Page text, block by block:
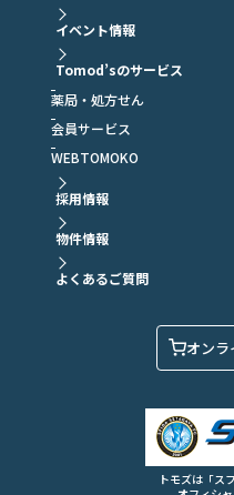
イベント情報
Tomod’sのサービス
薬局・処方せん
会員サービス
WEBTOMOKO
採用情報
物件情報
よくあるご質問
オンラ
トモズは「ス